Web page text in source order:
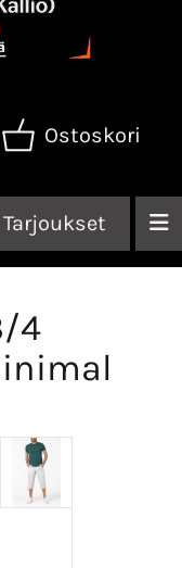
Ostoskori
Tarjoukset
4